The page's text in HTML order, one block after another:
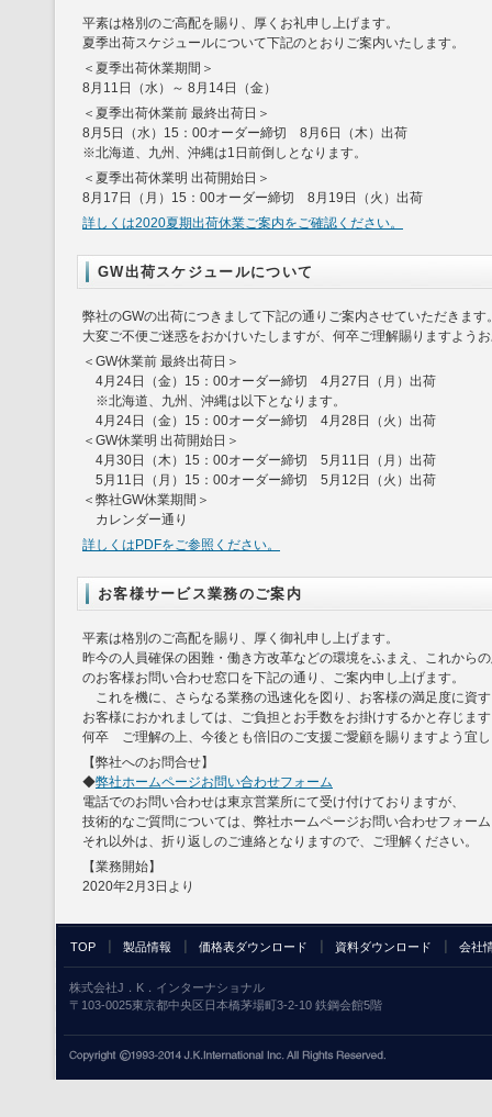
平素は格別のご高配を賜り、厚くお礼申し上げます。
夏季出荷スケジュールについて下記のとおりご案内いたします。
＜夏季出荷休業期間＞
8月11日（水）～ 8月14日（金）
＜夏季出荷休業前 最終出荷日＞
8月5日（水）15：00オーダー締切 8月6日（木）出荷
※北海道、九州、沖縄は1日前倒しとなります。
＜夏季出荷休業明 出荷開始日＞
8月17日（月）15：00オーダー締切 8月19日（火）出荷
詳しくは2020夏期出荷休業ご案内をご確認ください。
GW出荷スケジュールについて
弊社のGWの出荷につきまして下記の通りご案内させていただきます
大変ご不便ご迷惑をおかけいたしますが、何卒ご理解賜りますよう
＜GW休業前 最終出荷日＞
4月24日（金）15：00オーダー締切 4月27日（月）出荷
※北海道、九州、沖縄は以下となります。
4月24日（金）15：00オーダー締切 4月28日（火）出荷
＜GW休業明 出荷開始日＞
4月30日（木）15：00オーダー締切 5月11日（月）出荷
5月11日（月）15：00オーダー締切 5月12日（火）出荷
＜弊社GW休業期間＞
カレンダー通り
詳しくはPDFをご参照ください。
お客様サービス業務のご案内
平素は格別のご高配を賜り、厚く御礼申し上げます。
昨今の人員確保の困難・働き方改革などの環境をふまえ、これから
のお客様お問い合わせ窓口を下記の通り、ご案内申し上げます。
これを機に、さらなる業務の迅速化を図り、お客様の満足度に資
お客様におかれましては、ご負担とお手数をお掛けするかと存じま
何卒 ご理解の上、今後とも倍旧のご支援ご愛顧を賜りますよう宜
【弊社へのお問合せ】
◆弊社ホームページお問い合わせフォーム
電話でのお問い合わせは東京営業所にて受け付けておりますが、
技術的なご質問については、弊社ホームページお問い合わせフォー
それ以外は、折り返しのご連絡となりますので、ご理解ください。
【業務開始】
2020年2月3日より
TOP 製品情報 価格表ダウンロード 資料ダウンロード 会社
株式会社J．K．インターナショナル
〒103-0025東京都中央区日本橋茅場町3-2-10 鉄鋼会館5階